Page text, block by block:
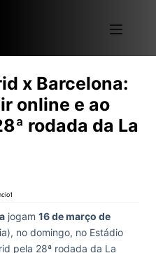
x Barcelona:
online e ao
rodada da La
jogam 16 de março de
no domingo, no Estádio
pela 28ª rodada da La